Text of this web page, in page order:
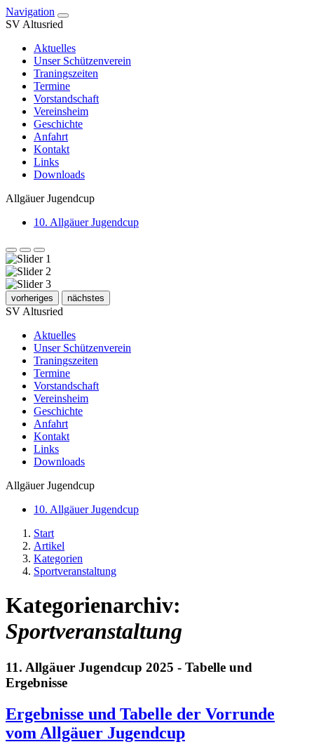
Navigation
SV Altusried
Aktuelles
Unser Schützenverein
Traningszeiten
Termine
Vorstandschaft
Vereinsheim
Geschichte
Anfahrt
Kontakt
Links
Downloads
Allgäuer Jugendcup
10. Allgäuer Jugendcup
vorheriges nächstes
SV Altusried
Aktuelles
Unser Schützenverein
Traningszeiten
Termine
Vorstandschaft
Vereinsheim
Geschichte
Anfahrt
Kontakt
Links
Downloads
Allgäuer Jugendcup
10. Allgäuer Jugendcup
Start
Artikel
Kategorien
Sportveranstaltung
Kategorienarchiv:
Sportveranstaltung
11. Allgäuer Jugendcup 2025 - Tabelle und
Ergebnisse
Ergebnisse und Tabelle der Vorrunde
vom Allgäuer Jugendcup